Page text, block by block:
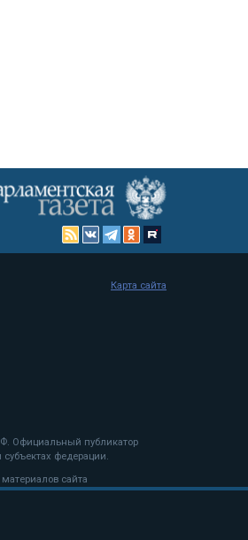
Официальный публикатор
федерации.
сайта
Карта сайта